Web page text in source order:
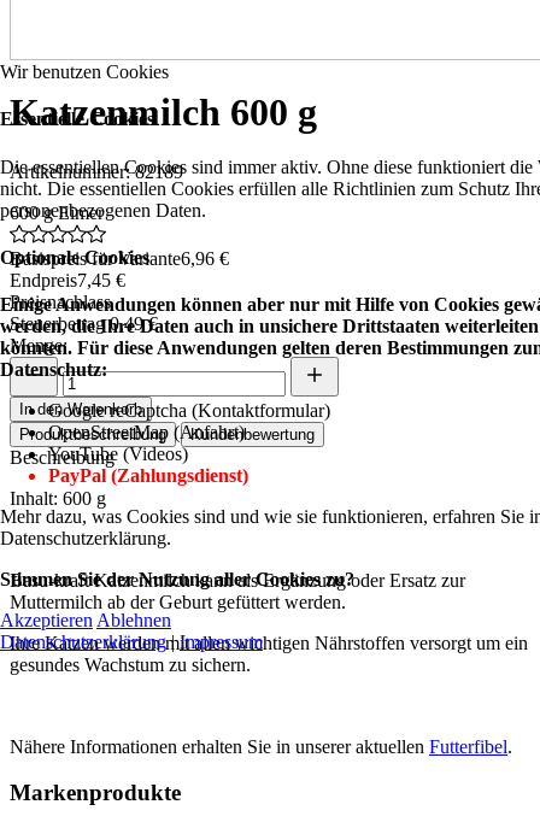
Katzenmilch 600 g
Artikelnummer: 82189
600 g Eimer
Basispreis für Variante6,96 €
Endpreis7,45 €
Preisnachlass
Steuerbetrag0,49 €
Menge:
In den Warenkorb
Produktbeschreibung
Kundenbewertung
Beschreibung
Inhalt: 600 g
Basu-kraft Katzenmilch kann als Ergänzung oder Ersatz zur
Muttermilch ab der Geburt gefüttert werden.
Ihre Katzen werden mit allen wichtigen Nährstoffen versorgt um ein
gesundes Wachstum zu sichern.
Nähere Informationen erhalten Sie in unserer aktuellen Futterfibel.
Markenprodukte
Wir benutzen Cookies
Essentielle Cookies
Die essentiellen Cookies sind immer aktiv. Ohne diese funktioniert die
nicht. Die essentiellen Cookies erfüllen alle Richtlinien zum Schutz
personenbezogenen Daten.
Optionale Cookies
Einige Anwendungen können aber nur mit Hilfe von Cookies
werden, die Ihre Daten auch in unsichere Drittstaaten weiterleiten
könnten. Für diese Anwendungen gelten deren Bestimmungen
Datenschutz:
Google reCaptcha (Kontaktformular)
OpenStreetMap (Anfahrt)
YouTube (Videos)
PayPal (Zahlungsdienst)
Mehr dazu, was Cookies sind und wie sie funktionieren, erfahren Sie
Datenschutzerklärung.
Stimmen Sie der Nutzung aller Cookies zu?
Akzeptieren Ablehnen
Datenschutzerklärung|Impressum